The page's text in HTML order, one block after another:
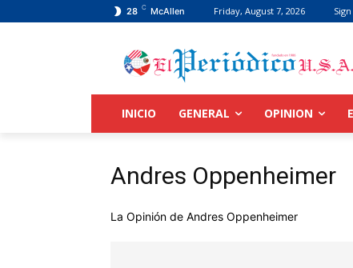
28 C McAllen Friday, August 7, 2026
INICIO GENERAL OPINION
Andres Oppenheimer
La Opinión de Andres Oppenheimer